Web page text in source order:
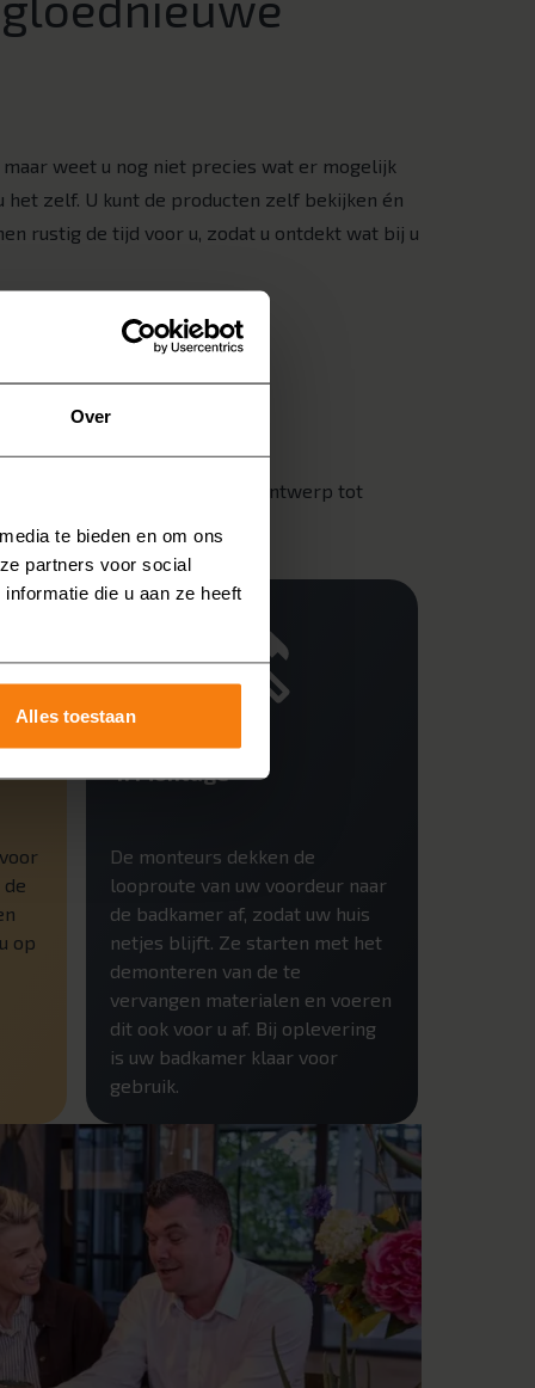
Over
te bieden en om ons
partners voor social
die u aan ze heeft
Alles toestaan
weet u nog niet precies wat er mogelijk
zelf. U kunt de producten zelf bekijken én
rustig de tijd voor u, zodat u ontdekt wat bij u
realiteit met topkwaliteit van ontwerp tot
op
4: Montage
De monteurs dekken de
looproute van uw voordeur naar
de badkamer af, zodat uw huis
netjes blijft. Ze starten met het
demonteren van de te
vervangen materialen en voeren
dit ook voor u af. Bij oplevering
is uw badkamer klaar voor
gebruik.